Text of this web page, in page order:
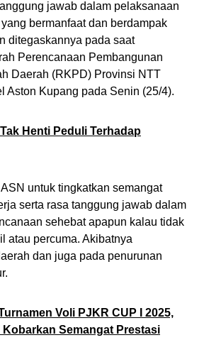
jawab dalam pelaksanaan
bermanfaat dan berdampak
ditegaskannya pada saat
Perencanaan Pembangunan
Daerah (RKPD) Provinsi NTT
Aston Kupang pada Senin (25/4).
Henti Peduli Terhadap
untuk tingkatkan semangat
serta rasa tanggung jawab dalam
sehebat apapun kalau tidak
atau percuma. Akibatnya
dan juga pada penurunan
Voli PJKR CUP I 2025,
Semangat Prestasi